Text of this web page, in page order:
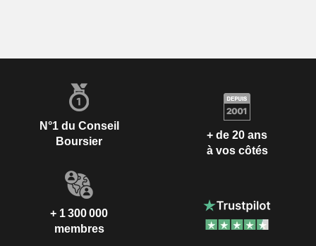
N°1 du Conseil
Boursier
+ de 20 ans
à vos côtés
+ 1 300 000
membres